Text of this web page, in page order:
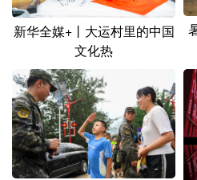
新华全媒+丨大运村里的中国
文化热